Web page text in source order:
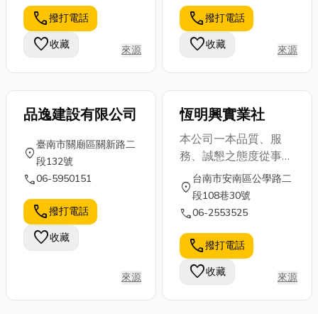
call撥打電話
favorite收藏 來源
call撥打電話
favorite收藏 來源
品逸建設有限公司
location_on
臺南市關廟區關新路二
段132號
call06-5950151
call撥打電話
favorite收藏
來源
恆明興實業社
本公司一本品質、服
務、誠懇之態度從事化
學建材之販賣。以各類
防水材料為主，並發展
至其它領域，如專業之
熱優麗旦、特殊塗料、
腊類、螢光漆、去漆
劑、油漆工具、口
location_on
台南市安南區公學路二
段108巷30號
call06-2553525
call撥打電話
favorite收藏 來源